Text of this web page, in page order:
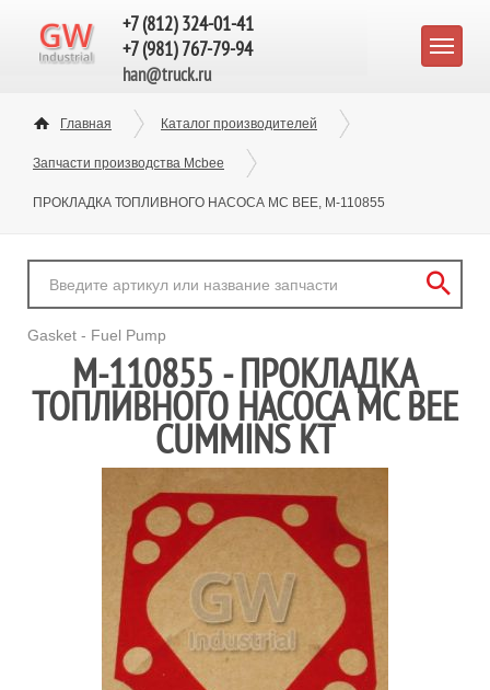
+7 (812) 324-01-41
+7 (981) 767-79-94
han@truck.ru
Главная Каталог производителей
Запчасти производства Mcbee
ПРОКЛАДКА ТОПЛИВНОГО НАСОСА MC BEE, M-110855
Gasket - Fuel Pump
M-110855 - ПРОКЛАДКА
ТОПЛИВНОГО НАСОСА MC BEE
CUMMINS KT